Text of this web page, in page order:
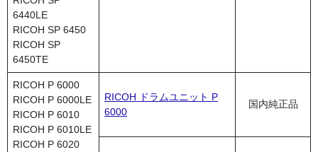
6440LE
RICOH SP 6450
RICOH SP
6450TE
RICOH P 6000
RICOH P 6000LE
RICOH P 6010
RICOH P 6010LE
RICOH P 6020
RICOH ドラムユニット P
6000
国内純正品